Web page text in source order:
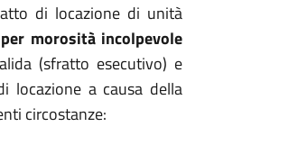
di locazione di unità
morosità incolpevole
(sfratto esecutivo) e
locazione a causa della
circostanze: